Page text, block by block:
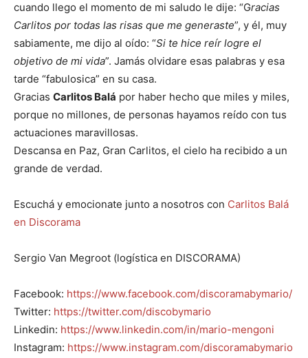
cuando llego el momento de mi saludo le dije: “Gracias
Carlitos por todas las risas que me generaste”, y él, muy
sabiamente, me dijo al oído: “Si te hice reír logre el
objetivo de mi vida”. Jamás olvidare esas palabras y esa
tarde “fabulosica” en su casa.
Gracias Carlitos Balá por haber hecho que miles y miles,
porque no millones, de personas hayamos reído con tus
actuaciones maravillosas.
Descansa en Paz, Gran Carlitos, el cielo ha recibido a un
grande de verdad.
Escuchá y emocionate junto a nosotros con Carlitos Balá
en Discorama
Sergio Van Megroot (logística en DISCORAMA)
Facebook: https://www.facebook.com/discoramabymario/
Twitter: https://twitter.com/discobymario
Linkedin: https://www.linkedin.com/in/mario-mengoni
Instagram: https://www.instagram.com/discoramabymario